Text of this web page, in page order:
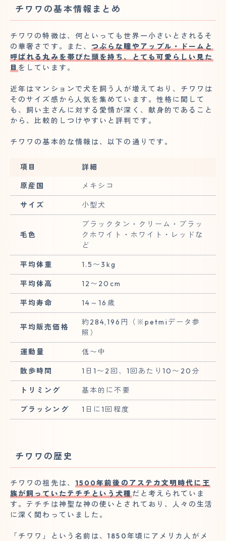
チワワの基本情報まとめ
チワワの特徴は、何といっても世界一小さいとされるそ
の華奢さです。また、 つぶらな瞳やアップル・ドームと
呼ばれる丸みを帯びた頭を持ち、とても可愛らしい見た
目 をしています。
近年はマンションで犬を飼う人が増えており、チワワは
そのサイズ感から人気を集めています。性格に関して
も、飼い主さんに対する愛情が深く、献身的であること
から、比較的しつけやすいと評判です。
チワワの基本的な情報は、以下の通りです。
項目 詳細
原産国 メキシコ
サイズ 小型犬
毛色
ブラックタン・クリーム・ブラッ
クホワイト・ホワイト・レッドな
ど
平均体重 1.5〜3kg
平均体高 12〜20cm
平均寿命 14～16歳
平均販売価格
約284,196円（※petmiデータ参
照）
運動量 低〜中
散歩時間 1日1〜2回、1回あたり10〜20分
トリミング 基本的に不要
ブラッシング 1日に1回程度
チワワの歴史
チワワの祖先は、 1500年前後のアステカ文明時代に王
族が飼っていたテチチという犬種 だと考えられていま
す。テチチは神聖な神の使いとされており、人々の生活
に深く関わっていました。
「チワワ」という名前は、1850年頃にアメリカ人がメ